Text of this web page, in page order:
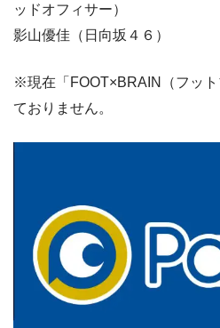
ッドオフィサー）
影山優佳（日向坂４６）
※現在「FOOT×BRAIN（フッ
ておりません。